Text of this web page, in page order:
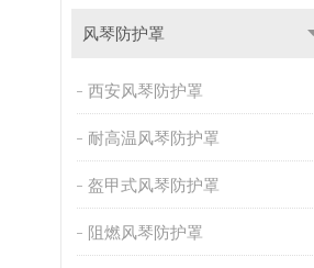
风琴防护罩
西安风琴防护罩
耐高温风琴防护罩
盔甲式风琴防护罩
阻燃风琴防护罩